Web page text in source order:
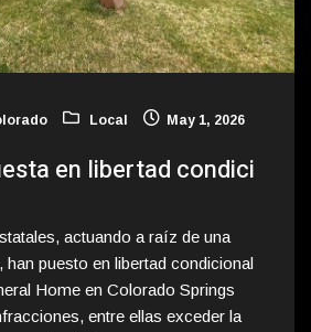
Local May 1, 2026
en libertad condici
actuando a raíz de una
han puesto en libertad condicional
Home en Colorado Springs
entre ellas exceder la